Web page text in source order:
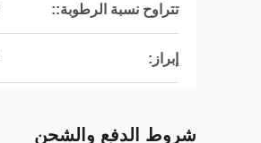
تتراوح نسبة الرطوبة::
إبراز:
شروط الدفع والشحن